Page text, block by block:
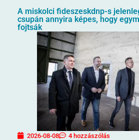
A miskolci fideszeskdnp-s
csupán annyira képes, hogy
fojtsák
2026-08-08 4 hozzászólás